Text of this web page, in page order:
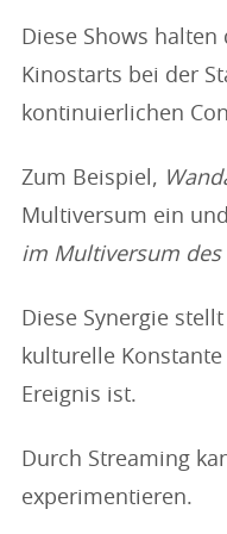
Diese Shows halten
Kinostarts bei der
kontinuierlichen
Zum Beispiel,
Multiversum ein
im Multiversum des
Diese Synergie
kulturelle
Ereignis ist.
Durch Streaming
experimentieren.